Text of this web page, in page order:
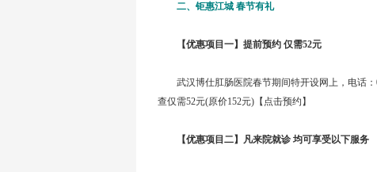
二、钜惠江城 春节有礼
【优惠项目一】提前预约 仅需52元
武汉博仕肛肠医院春节期间特开设网上，电话：
查仅需52元(原价152元)【点击预约】
【优惠项目二】凡来院就诊 均可享受以下服务